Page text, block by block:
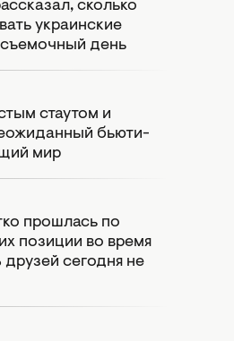
сколько
украинские
день
стаутом и
бьюти-
мир
прошлась по
позиции во время
сегодня не